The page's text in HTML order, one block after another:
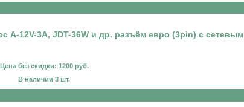
A-12V-3A, JDT-36W и др. разъём евро (3pin) с сетевым
Цена без скидки: 1200 руб.
В наличии 3 шт.